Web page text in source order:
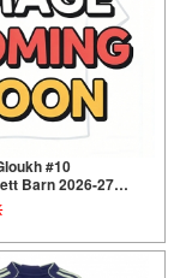
#10
Barn 2026-27
bukser)